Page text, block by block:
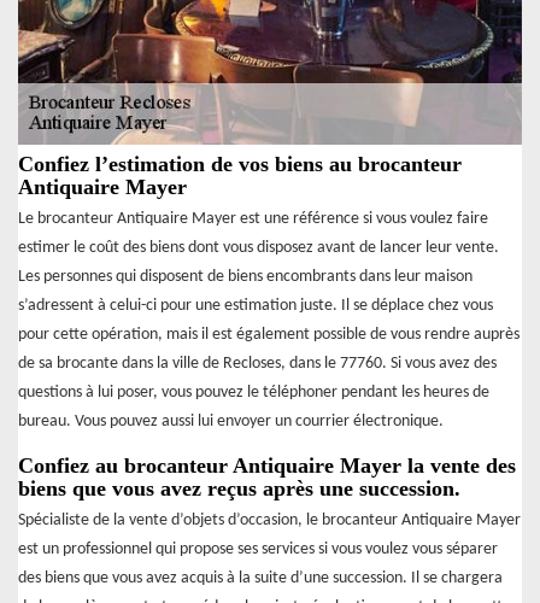
Confiez l’estimation de vos biens au brocanteur
Antiquaire Mayer
Le brocanteur Antiquaire Mayer est une référence si vous voulez faire
estimer le coût des biens dont vous disposez avant de lancer leur vente.
Les personnes qui disposent de biens encombrants dans leur maison
s’adressent à celui-ci pour une estimation juste. Il se déplace chez vous
pour cette opération, mais il est également possible de vous rendre auprès
de sa brocante dans la ville de Recloses, dans le 77760. Si vous avez des
questions à lui poser, vous pouvez le téléphoner pendant les heures de
bureau. Vous pouvez aussi lui envoyer un courrier électronique.
Confiez au brocanteur Antiquaire Mayer la vente des
biens que vous avez reçus après une succession.
Spécialiste de la vente d’objets d’occasion, le brocanteur Antiquaire Mayer
est un professionnel qui propose ses services si vous voulez vous séparer
des biens que vous avez acquis à la suite d’une succession. Il se chargera